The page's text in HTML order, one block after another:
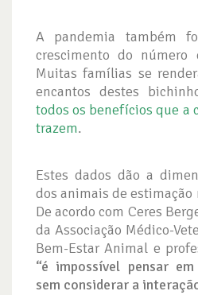
A pandemia também
crescimento do
Muitas famílias se
encantos destes
todos os benefícios que a
trazem.
Estes dados dão a
dos animais de estimação
De acordo com Ceres
da Associação Médico-
Bem-Estar Animal e
“é impossível pensar
sem considerar a